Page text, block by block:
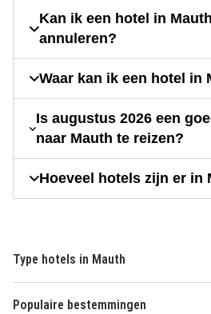
Kan ik een hotel in
annuleren?
Waar kan ik een hotel in
Is augustus 2026 een
naar Mauth te reizen?
Hoeveel hotels zijn er in
Type hotels in Mauth
Populaire bestemmingen